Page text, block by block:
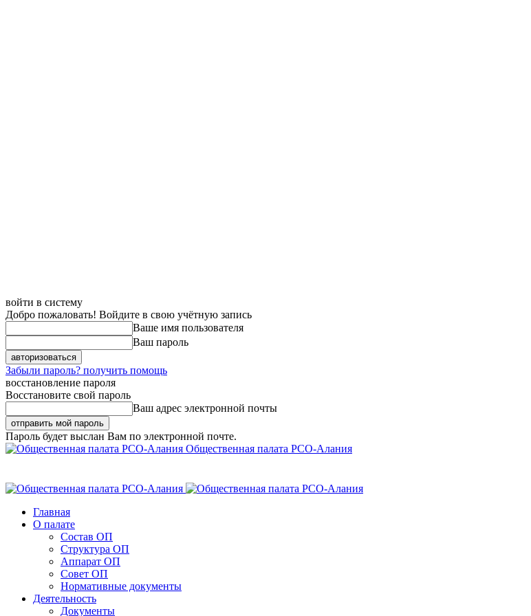
войти в систему
Добро пожаловать! Войдите в свою учётную запись
Ваше имя пользователя
Ваш пароль
Забыли пароль? получить помощь
восстановление пароля
Восстановите свой пароль
Ваш адрес электронной почты
Пароль будет выслан Вам по электронной почте.
Общественная палата РСО-Алания
Главная
О палате
Состав ОП
Структура ОП
Аппарат ОП
Совет ОП
Нормативные документы
Деятельность
Документы